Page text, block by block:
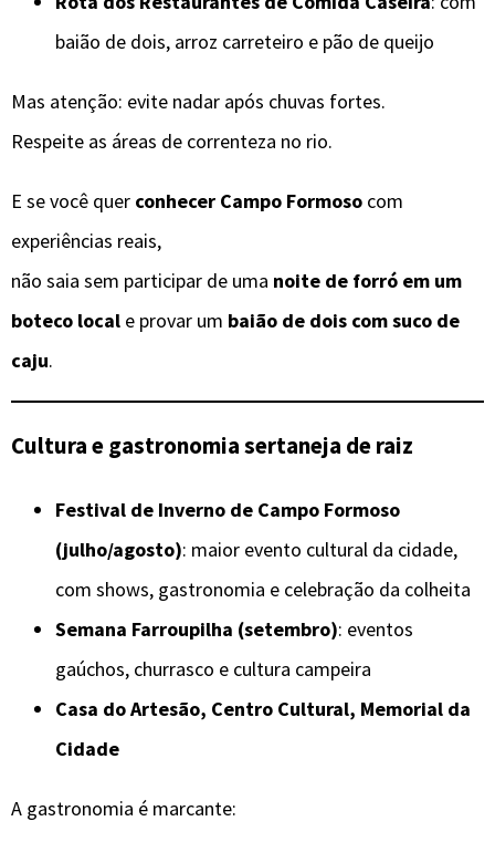
baião de dois, arroz carreteiro e pão de queijo
Mas atenção: evite nadar após chuvas fortes.
Respeite as áreas de correnteza no rio.
E se você quer conhecer Campo Formoso com
experiências reais,
não saia sem participar de uma noite de forró em um
boteco local e provar um baião de dois com suco de
caju.
Cultura e gastronomia sertaneja de raiz
Festival de Inverno de Campo Formoso
(julho/agosto): maior evento cultural da cidade,
com shows, gastronomia e celebração da colheita
Semana Farroupilha (setembro): eventos
gaúchos, churrasco e cultura campeira
Casa do Artesão, Centro Cultural, Memorial da
Cidade
A gastronomia é marcante: